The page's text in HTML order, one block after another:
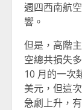
週四西南航
響。
但是，高階
空總共損失
10 月的一次
美元，但這
急劇上升，